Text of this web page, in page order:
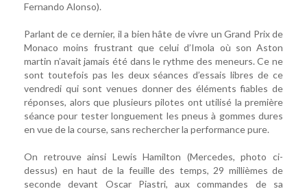
Fernando Alonso).
Parlant de ce dernier, il a bien hâte de vivre un Grand Prix de
Monaco moins frustrant que celui d’Imola où son Aston
martin n’avait jamais été dans le rythme des meneurs. Ce ne
sont toutefois pas les deux séances d’essais libres de ce
vendredi qui sont venues donner des éléments fiables de
réponses, alors que plusieurs pilotes ont utilisé la première
séance pour tester longuement les pneus à gommes dures
en vue de la course, sans rechercher la performance pure.
On retrouve ainsi Lewis Hamilton (Mercedes, photo ci-
dessus) en haut de la feuille des temps, 29 millièmes de
seconde devant Oscar Piastri, aux commandes de sa